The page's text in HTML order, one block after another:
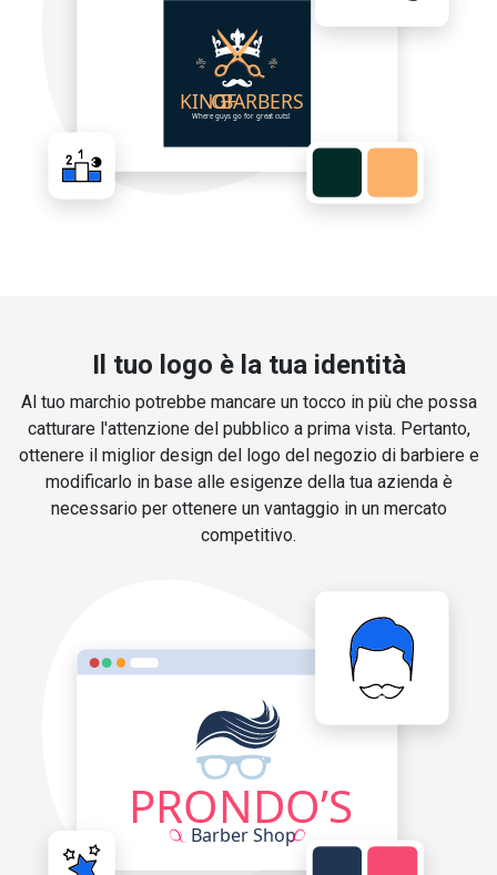
Il tuo logo è la tua identità
Al tuo marchio potrebbe mancare un tocco in più che possa
catturare l'attenzione del pubblico a prima vista. Pertanto,
ottenere il miglior design del logo del negozio di barbiere e
modificarlo in base alle esigenze della tua azienda è
necessario per ottenere un vantaggio in un mercato
competitivo.